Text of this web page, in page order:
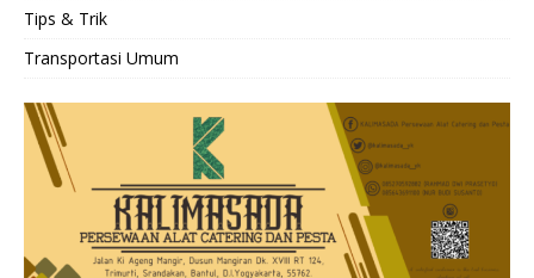
Tips & Trik
Transportasi Umum